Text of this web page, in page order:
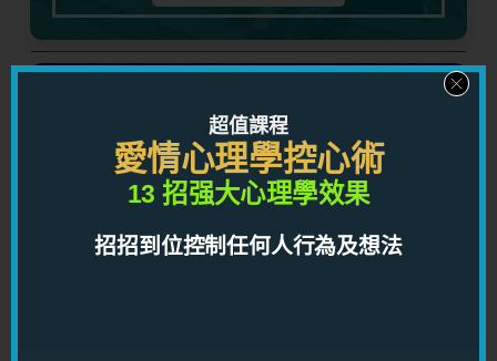
了解男人心理，知道男人想法，對你的感情有莫大
益處！
超值課程
愛情心理學控心術
13 招强大心理學效果
招招到位控制任何人行為及想法